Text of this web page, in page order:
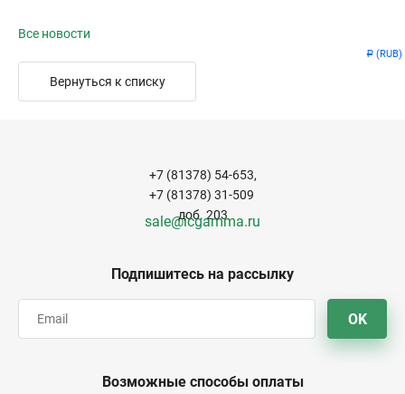
Р (RUB)
Все новости
Вернуться к списку
Подпишитесь на рассылку
OK
+7 (81378) 54-653,
+7 (81378) 31-509
доб. 203
sale@icgamma.ru
Возможные способы оплаты